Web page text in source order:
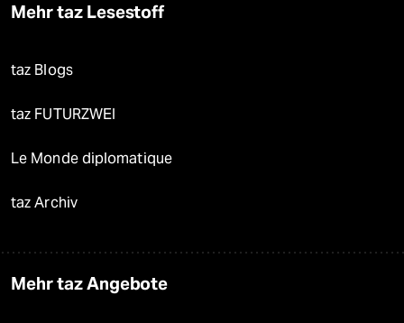
Mehr taz Lesestoff
taz Blogs
taz FUTURZWEI
Le Monde diplomatique
taz Archiv
Mehr taz Angebote